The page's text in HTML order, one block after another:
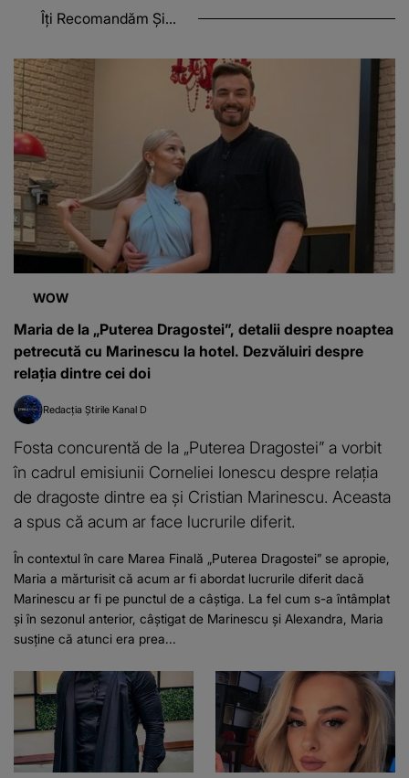
Îți Recomandăm Și...
WOW
Maria de la „Puterea Dragostei”, detalii despre noaptea
petrecută cu Marinescu la hotel. Dezvăluiri despre
relația dintre cei doi
Redacția Știrile Kanal D
Fosta concurentă de la „Puterea Dragostei” a vorbit
în cadrul emisiunii Corneliei Ionescu despre relația
de dragoste dintre ea și Cristian Marinescu. Aceasta
a spus că acum ar face lucrurile diferit.
În contextul în care Marea Finală „Puterea Dragostei” se apropie,
Maria a mărturisit că acum ar fi abordat lucrurile diferit dacă
Marinescu ar fi pe punctul de a câștiga. La fel cum s-a întâmplat
și în sezonul anterior, câștigat de Marinescu și Alexandra, Maria
susține că atunci era prea...